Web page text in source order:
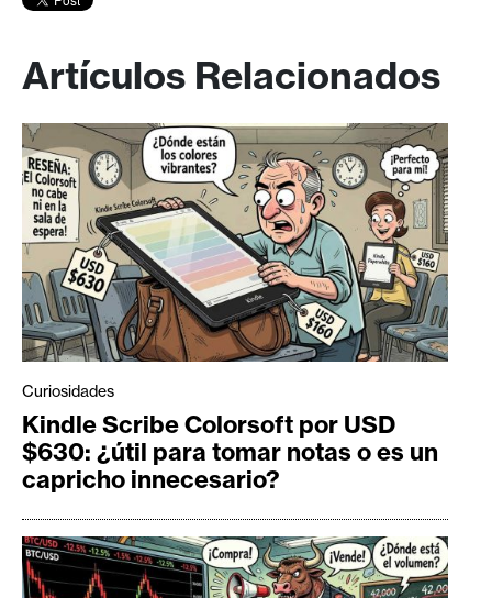
Artículos Relacionados
Curiosidades
Kindle Scribe Colorsoft por USD
$630: ¿útil para tomar notas o es un
capricho innecesario?